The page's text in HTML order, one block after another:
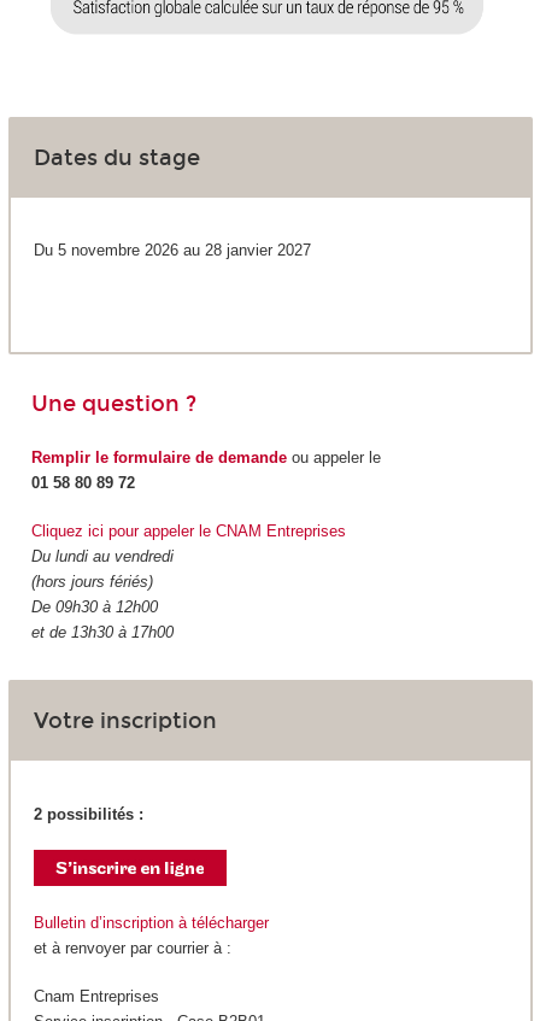
Dates du stage
Du 5 novembre 2026 au 28 janvier 2027
Une question ?
Remplir le formulaire de demandeou appeler le
01 58 80 89 72
Cliquez ici pour appeler le CNAM Entreprises
Du lundi au vendredi
(hors jours fériés)
De 09h30 à 12h00
et de 13h30 à 17h00
Votre inscription
2 possibilités :
Bulletin d’inscription à télécharger
et à renvoyer par courrier à :
Cnam Entreprises